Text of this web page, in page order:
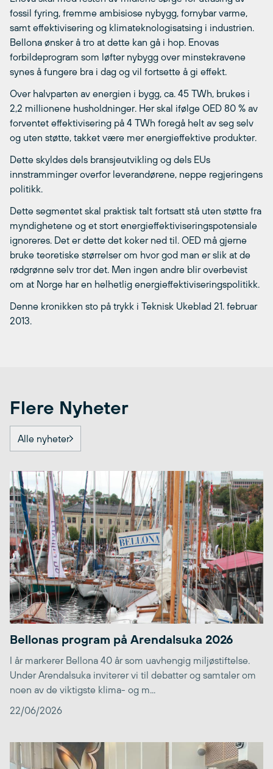
fossil fyring, fremme ambisiose nybygg, fornybar varme,
samt effektivisering og klimateknologisatsing i industrien.
Bellona ønsker å tro at dette kan gå i hop. Enovas
forbildeprogram som løfter nybygg over minstekravene
synes å fungere bra i dag og vil fortsette å gi effekt.
Over halvparten av energien i bygg, ca. 45 TWh, brukes i
2,2 millionene husholdninger. Her skal ifølge OED 80 % av
forventet effektivisering på 4 TWh foregå helt av seg selv
og uten støtte, takket være mer energieffektive produkter.
Dette skyldes dels bransjeutvikling og dels EUs
innstramminger overfor leverandørene, neppe regjeringens
politikk.
Dette segmentet skal praktisk talt fortsatt stå uten støtte fra
myndighetene og et stort energieffektiviseringspotensiale
ignoreres. Det er dette det koker ned til. OED må gjerne
bruke teoretiske størrelser om hvor god man er slik at de
rødgrønne selv tror det. Men ingen andre blir overbevist
om at Norge har en helhetlig energieffektiviseringspolitikk.
Denne kronikken sto på trykk i Teknisk Ukeblad 21. februar
2013.
Flere Nyheter
Alle nyheter
Bellonas program på Arendalsuka 2026
I år markerer Bellona 40 år som uavhengig miljøstiftelse.
Under Arendalsuka inviterer vi til debatter og samtaler om
noen av de viktigste klima- og m...
22/06/2026